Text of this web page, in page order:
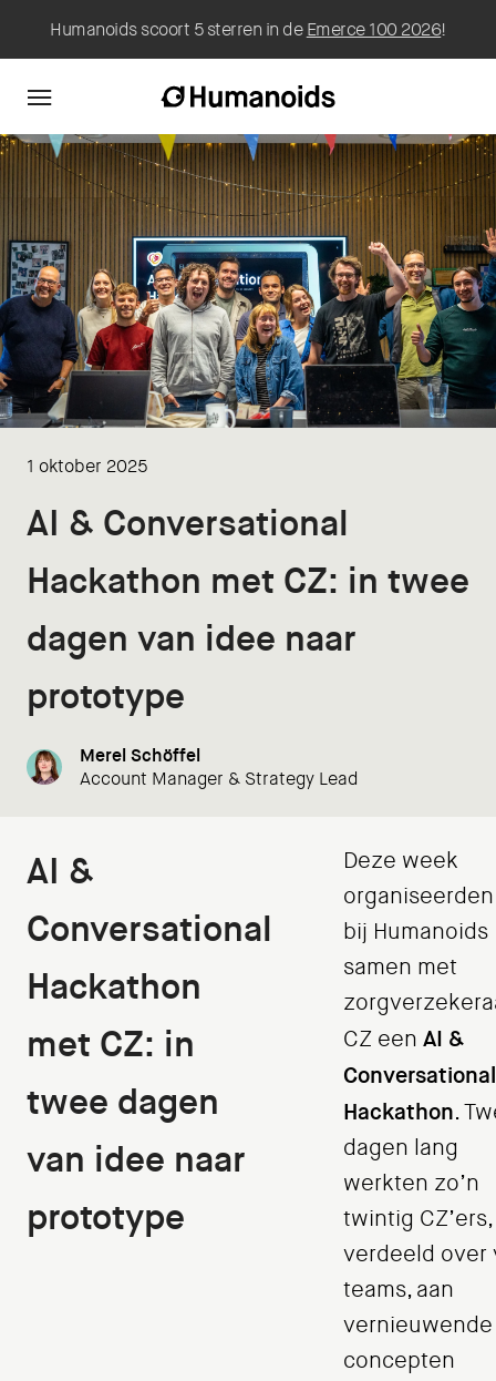
Humanoids scoort 5 sterren in deEmerce 100 2026!
1 oktober 2025
AI & Conversational
Hackathon met CZ: in twee
dagen van idee naar
prototype
Merel Schöffel
Account Manager & Strategy Lead
AI &
Conversational
Hackathon
met CZ: in
twee dagen
van idee naar
prototype
Deze week
bij Humanoids
samen met
CZ een AI &
Conversational
Hackathon.
dagen lang
werkten zo’n
twintig CZ’ers,
verdeeld over
teams, aan
vernieuwende
concepten